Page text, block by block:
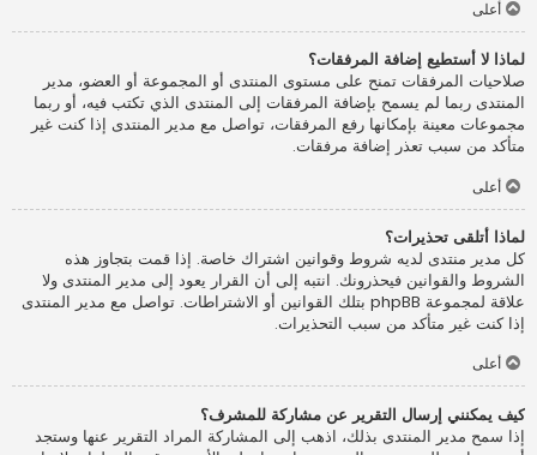
أعلى
لماذا لا أستطيع إضافة المرفقات؟
صلاحيات المرفقات تمنح على مستوى المنتدى أو المجموعة أو العضو، مدير
المنتدى ربما لم يسمح بإضافة المرفقات إلى المنتدى الذي تكتب فيه، أو ربما
مجموعات معينة بإمكانها رفع المرفقات، تواصل مع مدير المنتدى إذا كنت غير
متأكد من سبب تعذر إضافة مرفقات.
أعلى
لماذا أتلقى تحذيرات؟
كل مدير منتدى لديه شروط وقوانين اشتراك خاصة. إذا قمت بتجاوز هذه
الشروط والقوانين فيحذرونك. انتبه إلى أن القرار يعود إلى مدير المنتدى ولا
علاقة لمجموعة phpBB بتلك القوانين أو الاشتراطات. تواصل مع مدير المنتدى
إذا كنت غير متأكد من سبب التحذيرات.
أعلى
كيف يمكنني إرسال التقرير عن مشاركة للمشرف؟
إذا سمح مدير المنتدى بذلك، اذهب إلى المشاركة المراد التقرير عنها وستجد